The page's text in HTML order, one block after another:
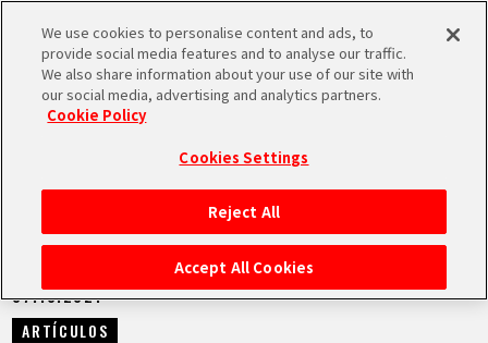
MEN
INICIO
NOTICIAS
NOTICIAS
07.10.2021
ARTÍCULOS
We use cookies to personalise content and ads, to
provide social media features and to analyse our traffic.
We also share information about your use of our site with
our social media, advertising and analytics partners.
Cookie Policy
Cookies Settings
Reject All
Accept All Cookies